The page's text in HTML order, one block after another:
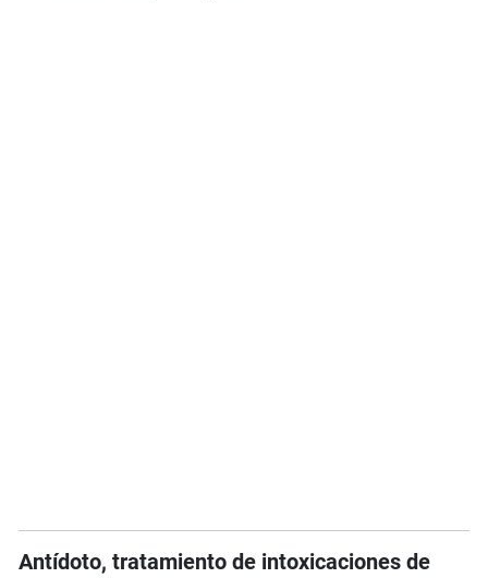
Antídoto, tratamiento de intoxicaciones de